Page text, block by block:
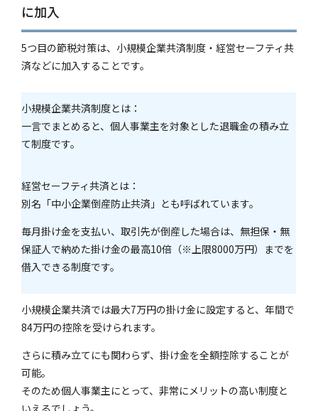
に加入
5つ目の節税対策は、小規模企業共済制度・経営セーフティ共
済などに加入することです。
小規模企業共済制度とは：
一言でまとめると、個人事業主を対象とした退職金の積み立
て制度です。
経営セーフティ共済とは：
別名「中小企業倒産防止共済」とも呼ばれています。
毎月掛け金を支払い、取引先が倒産した場合は、無担保・無
保証人で納めた掛け金の最高10倍（※上限8000万円）までを
借入できる制度です。
小規模企業共済では最大7万円の掛け金に設定すると、年間で
84万円の控除を受けられます。
さらに積み立てにも関わらず、掛け金を全額控除することが
可能。
そのため個人事業主にとって、非常にメリットの高い制度と